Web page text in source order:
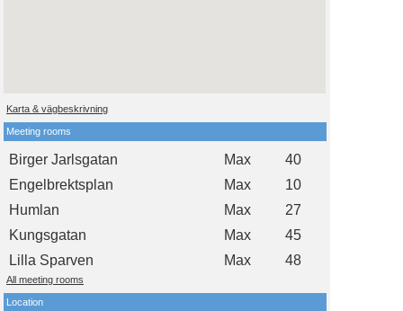
Karta & vägbeskrivning
Meeting rooms
Birger Jarlsgatan Max
40
Engelbrektsplan
Max
10
Humlan
Max
27
Kungsgatan
Max
45
Lilla Sparven
Max 48
All meeting rooms
Location